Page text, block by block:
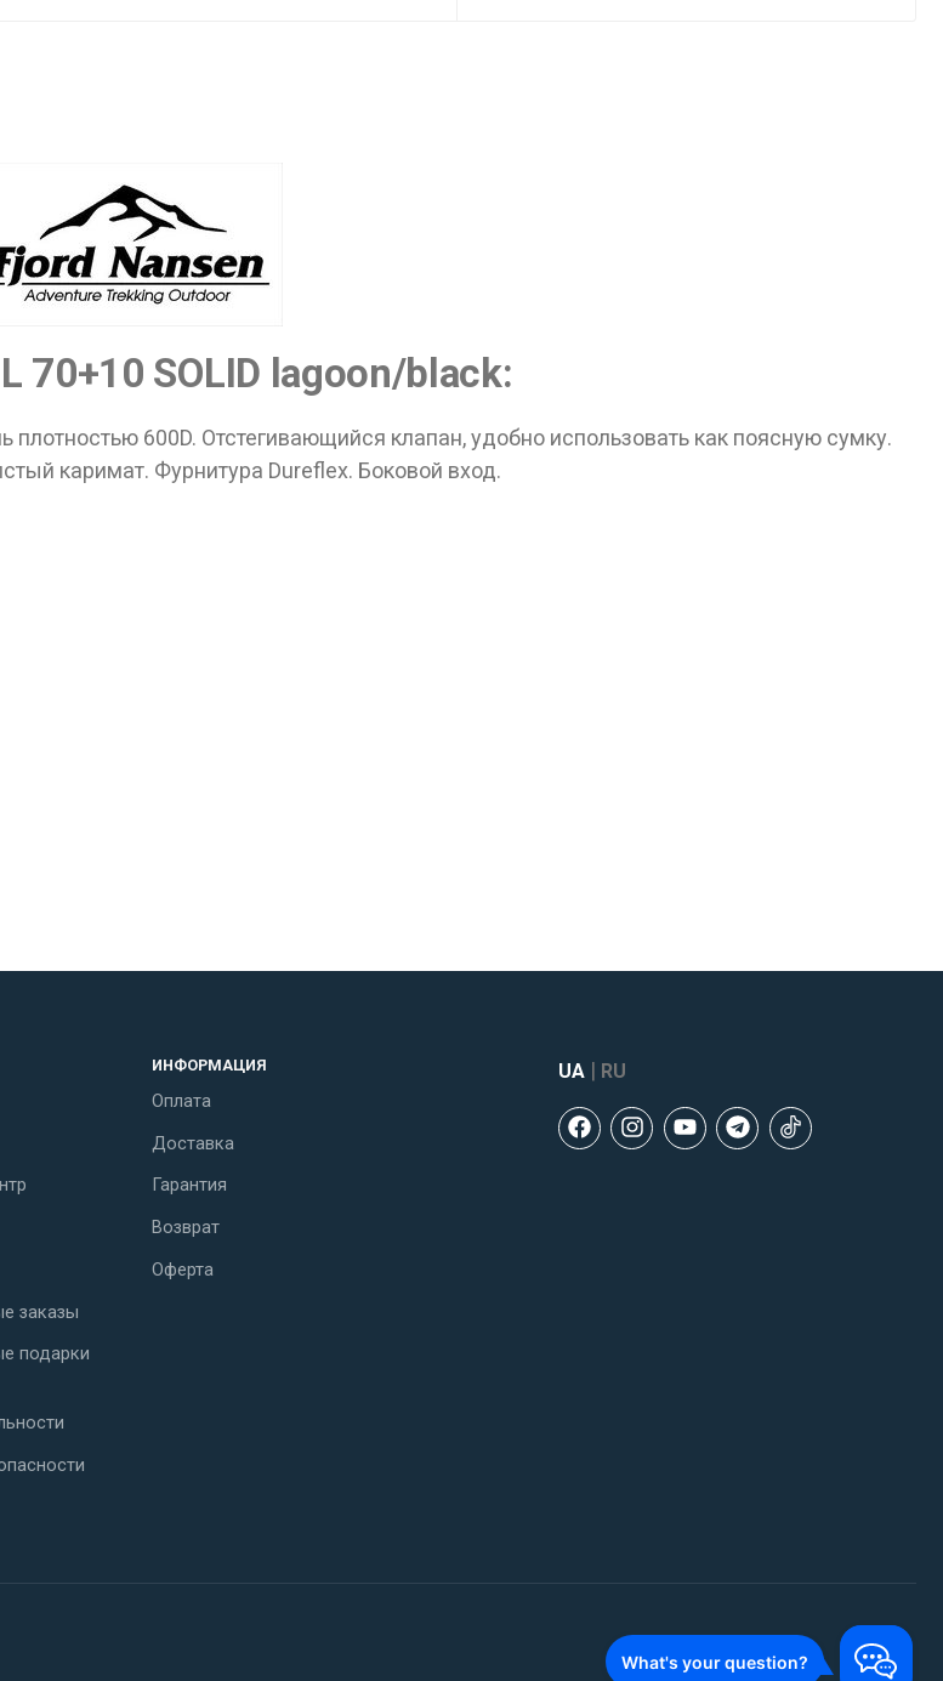
70+10 SOLID lagoon/black:
600D. Отстегивающийся клапан, удобно использовать как поясную сумку.
каримат. Фурнитура Dureflex. Боковой вход.
заказы
подарки
ИНФОРМАЦИЯ
Оплата
Доставка
Гарантия
Возврат
Оферта
UA | RU
лицам, достигшим 18 лет!
ДА НЕТ